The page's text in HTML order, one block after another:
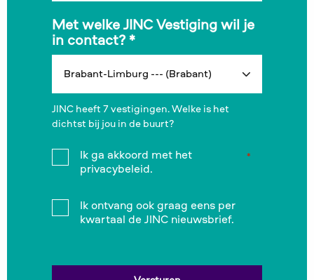
Met welke JINC Vestiging wil je
in contact? *
JINC heeft 7 vestigingen. Welke is het
dichtst bij jou in de buurt?
Instemming
Ik ga akkoord met het
privacybeleid.
*
Instemming
Ik ontvang ook graag eens per
kwartaal de JINC nieuwsbrief.